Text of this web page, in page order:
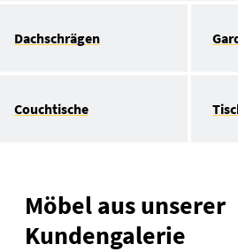
Dachschrägen
Couchtische
Möbel aus unserer
Kundengalerie